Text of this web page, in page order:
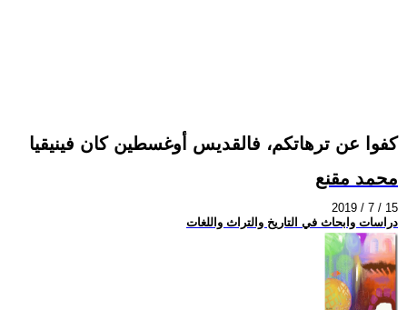
كفوا عن ترهاتكم، فالقديس أوغسطين كان فينيقيا
محمد مقنع
2019 / 7 / 15
دراسات وابحاث في التاريخ والتراث واللغات